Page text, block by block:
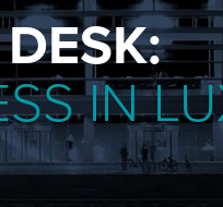
IN